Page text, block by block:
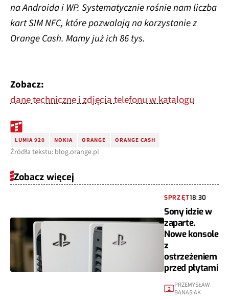
na Androida i WP. Systematycznie rośnie nam liczba
kart SIM NFC, które pozwalają na korzystanie z
Orange Cash. Mamy już ich 86 tys.
Zobacz:
dane techniczne i zdjęcia telefonu w katalogu
LUMIA 920 NOKIA ORANGE ORANGE CASH
Źródła tekstu: blog.orange.pl
Zobacz więcej
SPRZĘT18:30
Sony idzie w
zaparte.
Nowe konsole
z
ostrzeżeniem
przed płytami
2 PRZEMYSŁAW
BANASIAK